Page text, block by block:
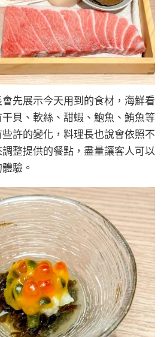
先展示今天用到的食材，海鮮看
貝、軟絲、甜蝦、鮑魚、鮪魚等
許的變化，料理長也說會依照不
整提供的餐點，盡量讓客人可以
驗。